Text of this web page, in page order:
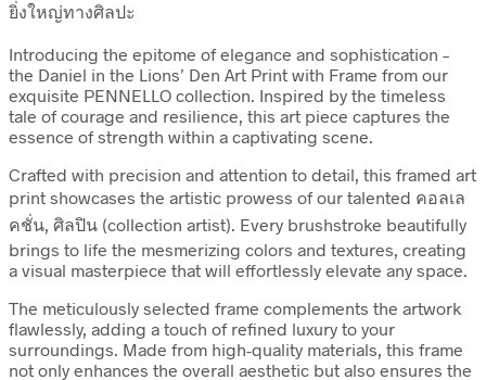
ยิ่งใหญ่ทางศิลปะ
Introducing the epitome of elegance and sophistication –
the Daniel in the Lions’ Den Art Print with Frame from our
exquisite PENNELLO collection. Inspired by the timeless
tale of courage and resilience, this art piece captures the
essence of strength within a captivating scene.
Crafted with precision and attention to detail, this framed art
print showcases the artistic prowess of our talented คอลเล
คชั่น, ศิลปิน (collection artist). Every brushstroke beautifully
brings to life the mesmerizing colors and textures, creating
a visual masterpiece that will effortlessly elevate any space.
The meticulously selected frame complements the artwork
flawlessly, adding a touch of refined luxury to your
surroundings. Made from high-quality materials, this frame
not only enhances the overall aesthetic but also ensures the